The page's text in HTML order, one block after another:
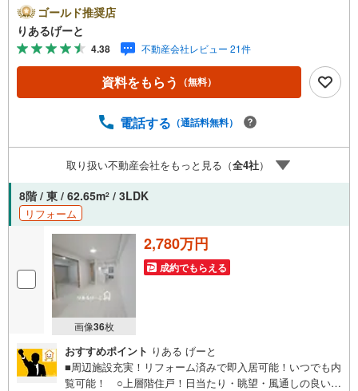
なお部屋で新生活をスタート♪■物件検討中のお客さま！ち
ょっと見学してみたいだけなどでも内覧可能です！売主さ
まの都合等で見学ができない場合がございます。お気軽に
「りあるげーと」までお問合わせ下さい！■「りあるげー
と」が選ばれるポイント！■年中休まず営業中！いつでも対
応致します！・営業時間:9:00～21:00上記の時間帯は、お
相談、承ります！■【無料送迎】「小さなお子さまをつれて
ご相談ください！営業スタッフがご自宅に伺って送迎致し
ます！【リフォーム相談】資格を持った専門スタッフがお
悩みに合わせてお話をうかがい、お客さまにぴったりの提
案を行います！■その他:物件相談、住宅ローン相談、ご質
問、気になること、何でもお気軽にご相談ください！
ゴールド推奨店
りあるげーと
4.38 不動産会社レビュー 21件
資料をもらう （無料）
電話する （通話料無料）
取り扱い不動産会社をもっと見る（全4社）
8階 / 東 / 62.65m2 / 3LDK
リフォーム
画像36枚
2,780万円
成約でもらえる
おすすめポイント りある げーと
■周辺施設充実！リフォーム済みで即入居可能！いつでも内
覧可能！ ○上層階住戸！日当たり・眺望・風通しの良いお